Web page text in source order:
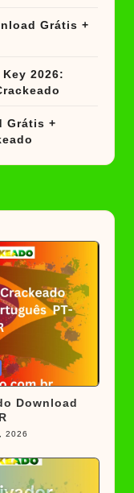
Grátis +
2026:
Grátis +
Download
2026